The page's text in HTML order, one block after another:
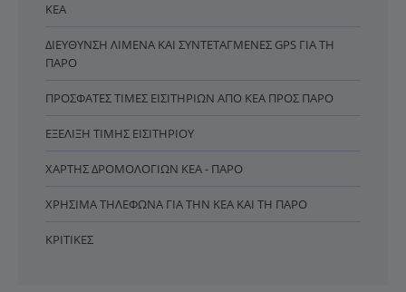
ΚΈΑ
ΔΙΕΎΘΥΝΣΗ ΛΙΜΈΝΑ ΚΑΙ ΣΥΝΤΕΤΑΓΜΈΝΕΣ GPS ΓΙΑ ΤΗ
ΠΆΡΟ
ΠΡΌΣΦΑΤΕΣ ΤΙΜΈΣ ΕΙΣΙΤΗΡΊΩΝ ΑΠΌ ΚΈΑ ΠΡΟΣ ΠΆΡΟ
ΕΞΈΛΙΞΗ ΤΙΜΉΣ ΕΙΣΙΤΗΡΊΟΥ
ΧΆΡΤΗΣ ΔΡΟΜΟΛΟΓΊΩΝ ΚΈΑ - ΠΆΡΟ
ΧΡΉΣΙΜΑ ΤΗΛΈΦΩΝΑ ΓΙΑ ΤΗΝ ΚΈΑ ΚΑΙ ΤΗ ΠΆΡΟ
ΚΡΙΤΙΚΈΣ